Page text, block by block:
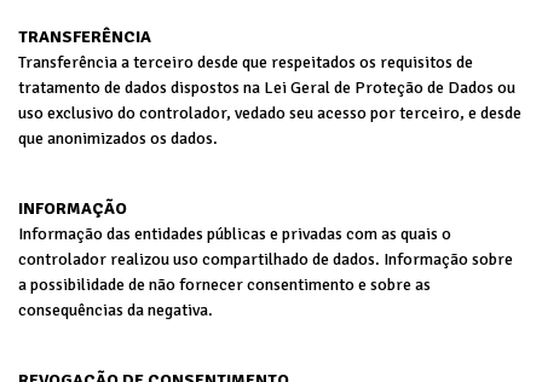
TRANSFERÊNCIA
Transferência a terceiro desde que respeitados os requisitos de
tratamento de dados dispostos na Lei Geral de Proteção de Dados ou
uso exclusivo do controlador, vedado seu acesso por terceiro, e desde
que anonimizados os dados.
INFORMAÇÃO
Informação das entidades públicas e privadas com as quais o
controlador realizou uso compartilhado de dados. Informação sobre
a possibilidade de não fornecer consentimento e sobre as
consequências da negativa.